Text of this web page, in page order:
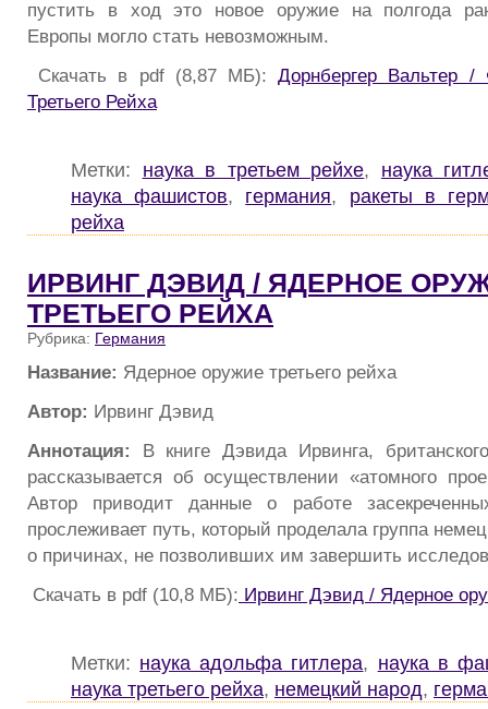
пустить в ход это новое оружие на полгода
Европы могло стать невозможным.
Скачать в pdf (8,87 МБ):Дорнбергер Вальтер
Третьего Рейха
Метки: наука в третьем рейхе, наука
наука фашистов, германия, ракеты в
рейха
ИРВИНГ ДЭВИД / ЯДЕРНОЕ
ТРЕТЬЕГО РЕЙХА
Рубрика: Германия
Название: Ядерное оружие третьего рейха
Автор: Ирвинг Дэвид
Аннотация: В книге Дэвида Ирвинга,
рассказывается об осуществлении «атомного
Автор приводит данные о работе
прослеживает путь, который проделала группа
о причинах, не позволивших им завершить
Скачать в pdf (10,8 МБ): Ирвинг Дэвид / Ядерное
Метки: наука адольфа гитлера, наука в
наука третьего рейха, немецкий народ,